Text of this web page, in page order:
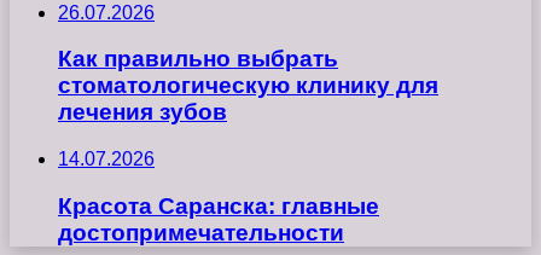
26.07.2026
Как правильно выбрать
стоматологическую клинику для
лечения зубов
14.07.2026
Красота Саранска: главные
достопримечательности